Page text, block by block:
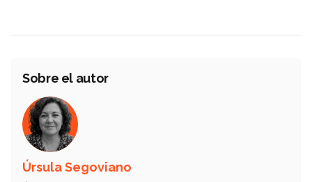
Sobre el autor
Úrsula Segoviano